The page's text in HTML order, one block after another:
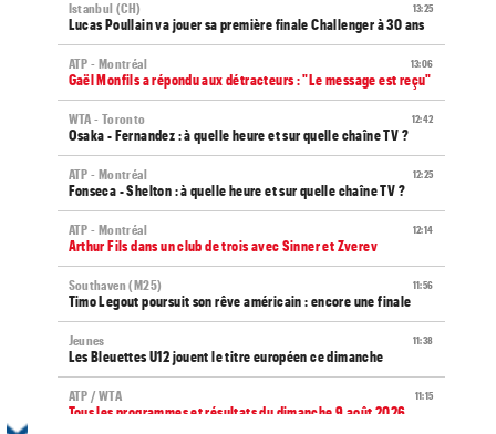
13:25
Istanbul (CH)
Lucas Poullain va jouer sa première finale Challenger à 30 ans
13:06
ATP - Montréal
Gaël Monfils a répondu aux détracteurs : "Le message est reçu"
12:42
WTA - Toronto
Osaka - Fernandez : à quelle heure et sur quelle chaîne TV ?
12:25
ATP - Montréal
Fonseca - Shelton : à quelle heure et sur quelle chaîne TV ?
12:14
ATP - Montréal
Arthur Fils dans un club de trois avec Sinner et Zverev
11:56
Southaven (M25)
Timo Legout poursuit son rêve américain : encore une finale
11:38
Jeunes
Les Bleuettes U12 jouent le titre européen ce dimanche
11:15
ATP / WTA
Tous les programmes et résultats du dimanche 9 août 2026